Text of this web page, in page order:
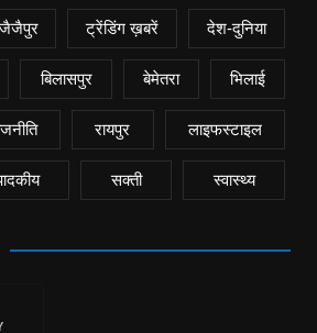
ट्रेंडिंग ख़बरें देश-दुनिया
बिलासपुर बेमेतरा भिलाई
रायपुर लाइफस्टाइल
सक्ती स्वास्थ्य